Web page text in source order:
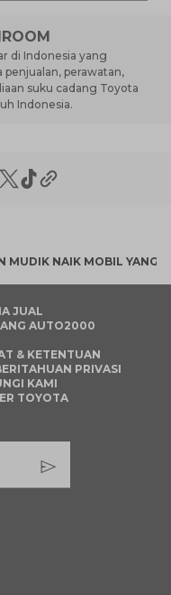
di Indonesia yang
penjualan, perawatan,
suku cadang Toyota
Indonesia.
MUDIK NAIK MOBIL YANG
JUAL
AUTO2000
& KETENTUAN
PRIVASI
KAMI
TOYOTA